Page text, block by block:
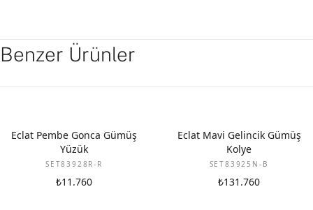
Benzer Ürünler
Eclat Pembe Gonca Gümüş
Yüzük
SET83928R-R
₺11.760
Eclat Mavi Gelincik Gümüş
Kolye
SET83925N-B
₺131.760